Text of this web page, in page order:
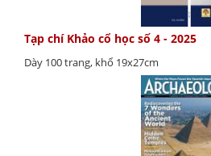
Tạp chí Khảo cổ học số 4 - 2025
Dày 100 trang, khổ 19x27cm